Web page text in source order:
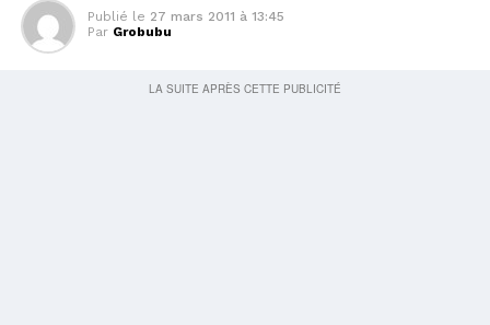
Publié le 27 mars 2011 à 13:45
Par Grobubu